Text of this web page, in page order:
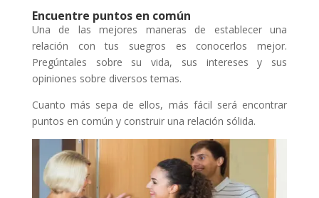
Encuentre puntos en común
Una de las mejores maneras de establecer una
relación con tus suegros es conocerlos mejor.
Pregúntales sobre su vida, sus intereses y sus
opiniones sobre diversos temas.
Cuanto más sepa de ellos, más fácil será encontrar
puntos en común y construir una relación sólida.